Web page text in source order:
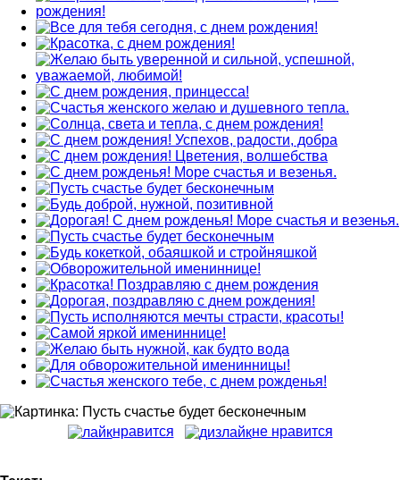
нравится не нравится